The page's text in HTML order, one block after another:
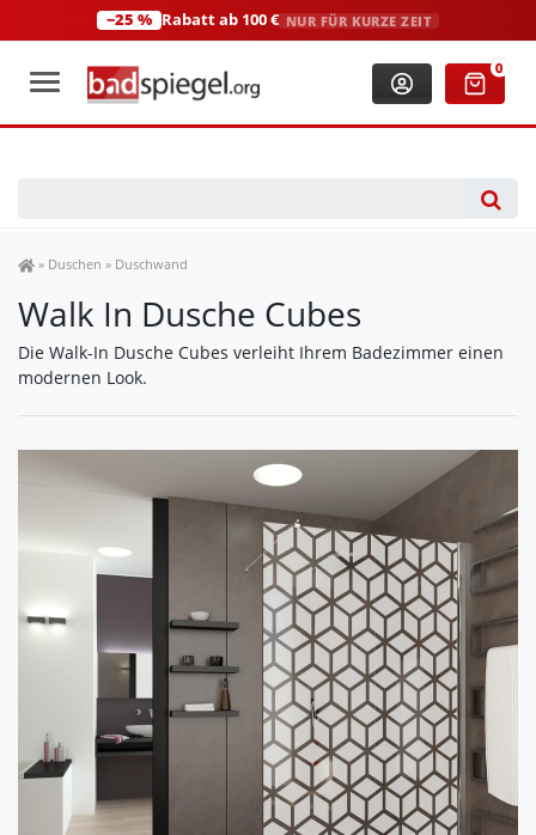
−25 % Rabatt ab 100 € NUR FÜR KURZE ZEIT
+49 (0)2306 3744580 0
Spiegel Shop
» Duschen » Duschwand
Walk In Dusche Cubes
Die Walk-In Dusche Cubes verleiht Ihrem Badezimmer einen
modernen Look.